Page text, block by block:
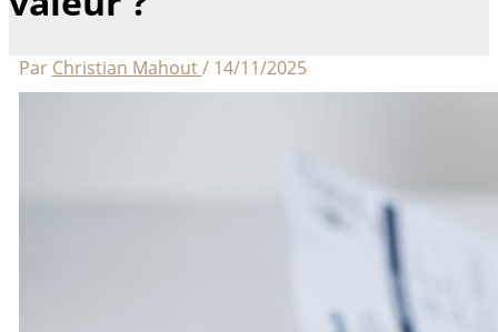
Par Christian Mahout/ 14/11/2025